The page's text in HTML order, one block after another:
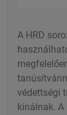
A HRD
védettségi
kínálnak. A